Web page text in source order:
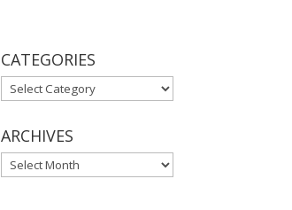
CATEGORIES
CATEGORIES
ARCHIVES
ARCHIVES